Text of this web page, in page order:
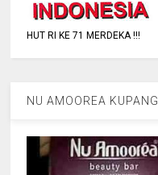
HUT RI KE 71 MERDEKA !!!
NU AMOOREA KUPANG